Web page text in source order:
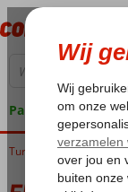
Pakketgarantie
Home
Turkije Egeische kust